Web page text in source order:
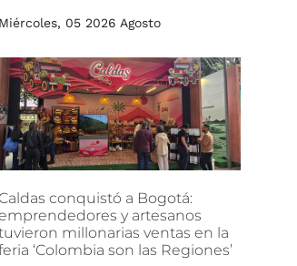
Miércoles, 05 2026 Agosto
Caldas conquistó a Bogotá:
y artesanos
millonarias ventas en la
‘Colombia son las Regiones’